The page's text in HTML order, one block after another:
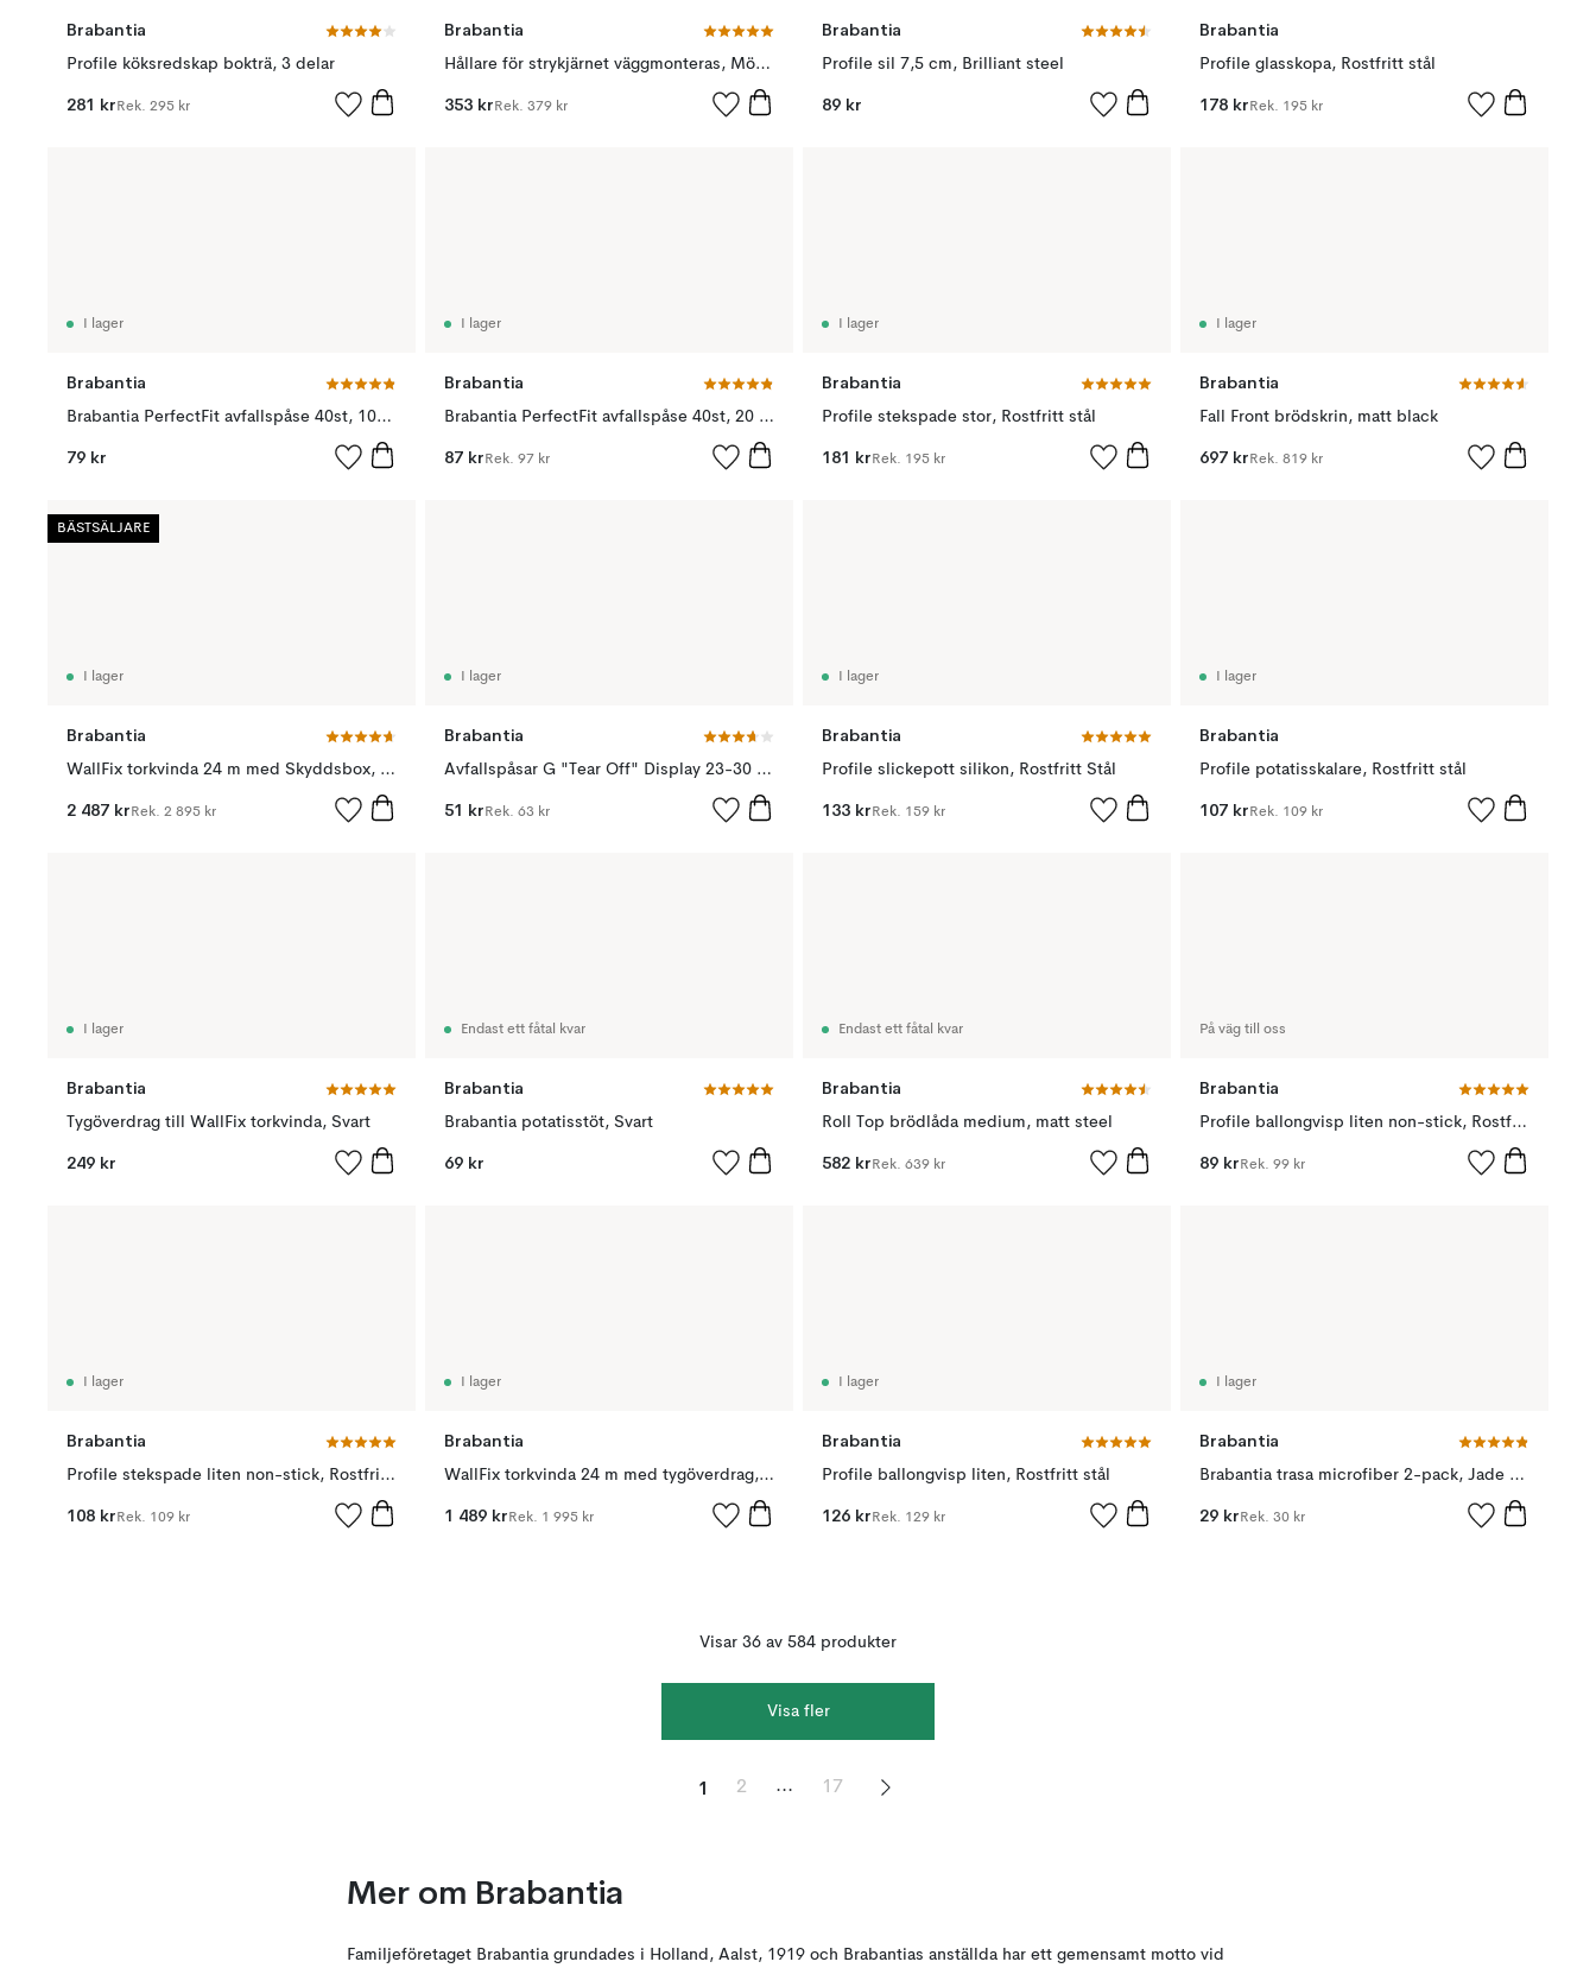
Brabantia
Profile köksredskap bokträ, 3 delar
281 kr Rek. 295 kr
Brabantia
Hållare för strykjärnet väggmonteras, Mörkgrå
353 kr Rek. 379 kr
Brabantia
Profile sil 7,5 cm, Brilliant steel
89 kr
Brabantia
Profile glasskopa, Rostfritt stål
178 kr Rek. 195 kr
I lager
Brabantia
Brabantia PerfectFit avfallspåse 40st, 10-12 liter
79 kr
I lager
Brabantia
Brabantia PerfectFit avfallspåse 40st, 20 liter
87 kr Rek. 97 kr
I lager
Brabantia
Profile stekspade stor, Rostfritt stål
181 kr Rek. 195 kr
I lager
Brabantia
Fall Front brödskrin, matt black
697 kr Rek. 819 kr
I lager
Brabantia
WallFix torkvinda 24 m med Skyddsbox, Grå
2 487 kr Rek. 2 895 kr
BÄSTSÄLJARE
I lager
Brabantia
Avfallspåsar G "Tear Off" Display 23-30 liters hinkar, 23-30 l
51 kr Rek. 63 kr
I lager
Brabantia
Profile slickepott silikon, Rostfritt Stål
133 kr Rek. 159 kr
I lager
Brabantia
Profile potatisskalare, Rostfritt stål
107 kr Rek. 109 kr
I lager
Brabantia
Tygöverdrag till WallFix torkvinda, Svart
249 kr
Endast ett fåtal kvar
Brabantia
Brabantia potatisstöt, Svart
69 kr
Endast ett fåtal kvar
Brabantia
Roll Top brödlåda medium, matt steel
582 kr Rek. 639 kr
På väg till oss
Brabantia
Profile ballongvisp liten non-stick, Rostfritt stål
89 kr Rek. 99 kr
I lager
Brabantia
Profile stekspade liten non-stick, Rostfritt stål
108 kr Rek. 109 kr
I lager
Brabantia
WallFix torkvinda 24 m med tygöverdrag, Grå
1 489 kr Rek. 1 995 kr
I lager
Brabantia
Profile ballongvisp liten, Rostfritt stål
126 kr Rek. 129 kr
I lager
Brabantia
Brabantia trasa microfiber 2-pack, Jade green
29 kr Rek. 30 kr
Visar 36 av 584 produkter
Visa fler
1 2 ... 17
Mer om Brabantia
Familjeföretaget Brabantia grundades i Holland, Aalst, 1919 och Brabantias anställda har ett gemensamt motto vid